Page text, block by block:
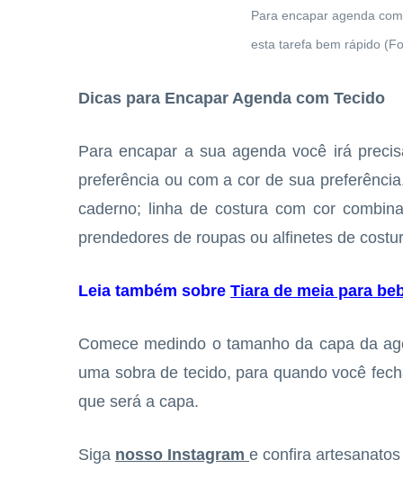
Para encapar agenda
esta tarefa bem rápido
Dicas para Encapar Agenda com Tecido
Para encapar a sua agenda você irá
preferência ou com a cor de sua
caderno; linha de costura com cor
prendedores de roupas ou alfinetes de
Leia também sobre Tiara de meia para
Comece medindo o tamanho da capa da
uma sobra de tecido, para quando você
que será a capa.
Siga nosso Instagram e confira